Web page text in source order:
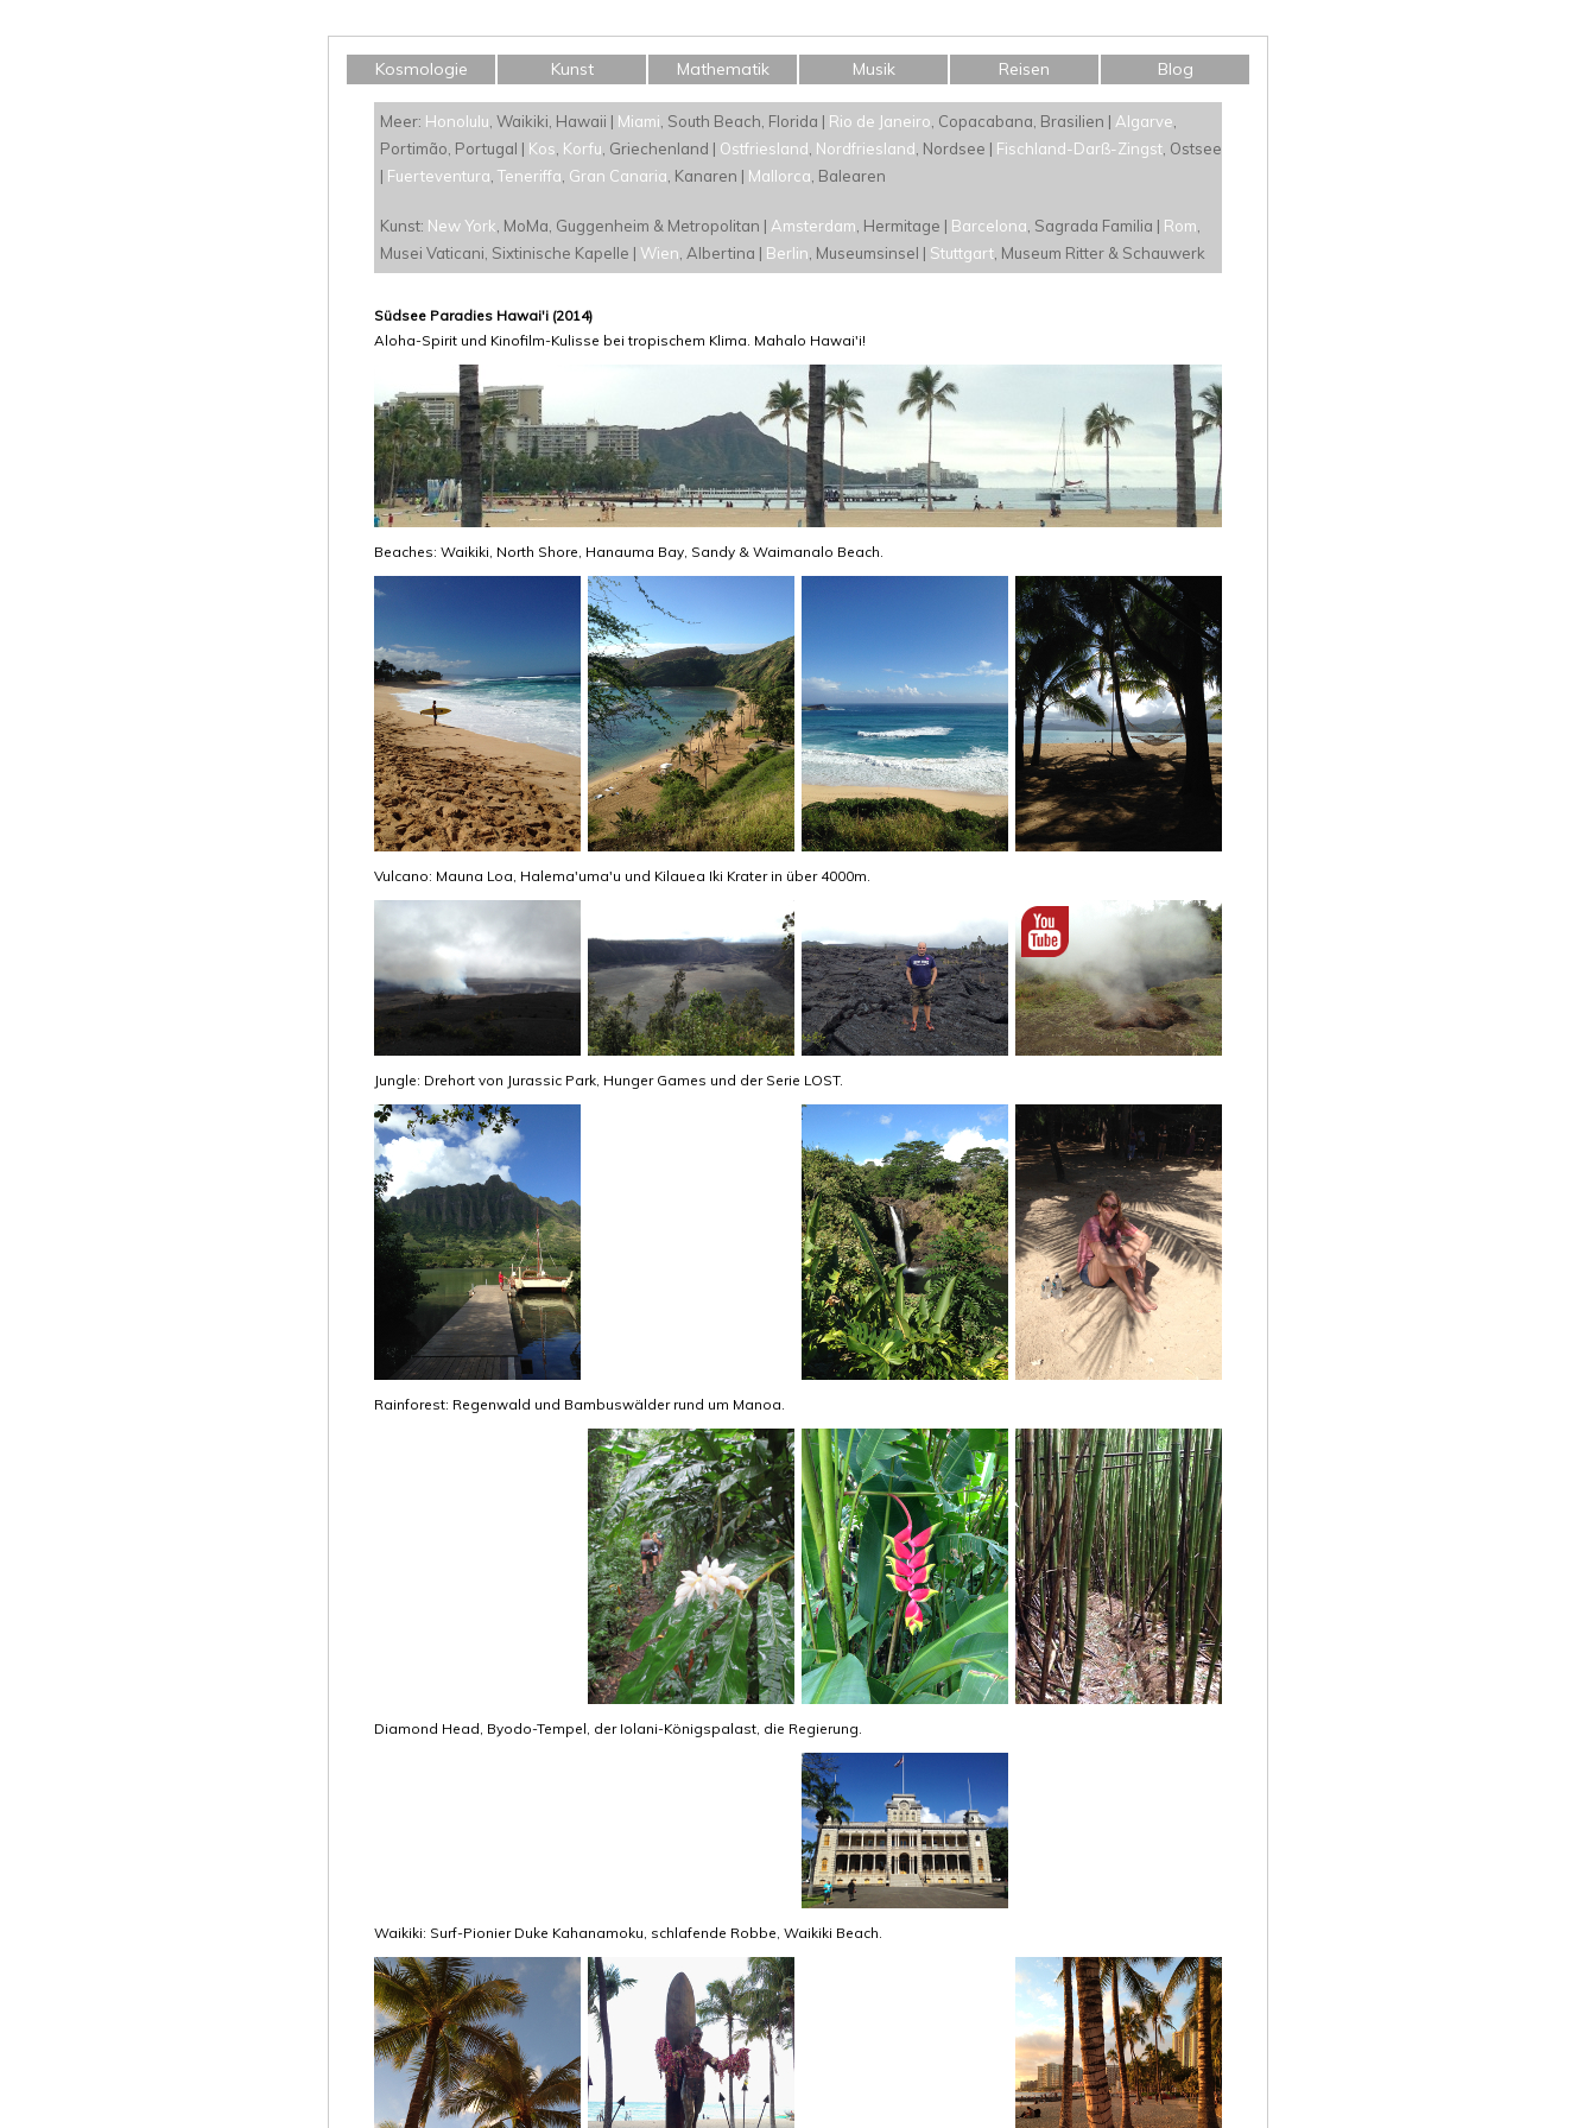
Kosmologie Kunst Mathematik Musik Reisen Blog
Meer: Honolulu , Waikiki, Hawaii | Miami , South Beach, Florida | Rio de Janeiro , Copacabana, Brasilien | Algarve
Portimão, Portugal | Kos Korfu , Griechenland | Ostfriesland Nordfriesland , Nordsee | Fischland-Darß-Zingst , Ostsee
| Fuerteventura Teneriffa Gran Canaria , Kanaren | Mallorca , Balearen
Kunst: New York , MoMa, Guggenheim & Metropolitan | Amsterdam , Hermitage | Barcelona , Sagrada Familia | Rom
Musei Vaticani, Sixtinische Kapelle | Wien , Albertina | Berlin , Museumsinsel | Stuttgart , Museum Ritter & Schauwerk
Südsee Paradies Hawai'i (2014)
Aloha-Spirit und Kinofilm-Kulisse bei tropischem Klima. Mahalo Hawai'i!
Beaches: Waikiki, North Shore, Hanauma Bay, Sandy & Waimanalo Beach.
Vulcano: Mauna Loa, Halema'uma'u und Kilauea Iki Krater in über 4000m.
Jungle: Drehort von Jurassic Park, Hunger Games und der Serie LOST.
Rainforest: Regenwald und Bambuswälder rund um Manoa.
Diamond Head, Byodo-Tempel, der Iolani-Königspalast, die Regierung.
Waikiki: Surf-Pionier Duke Kahanamoku, schlafende Robbe, Waikiki Beach.